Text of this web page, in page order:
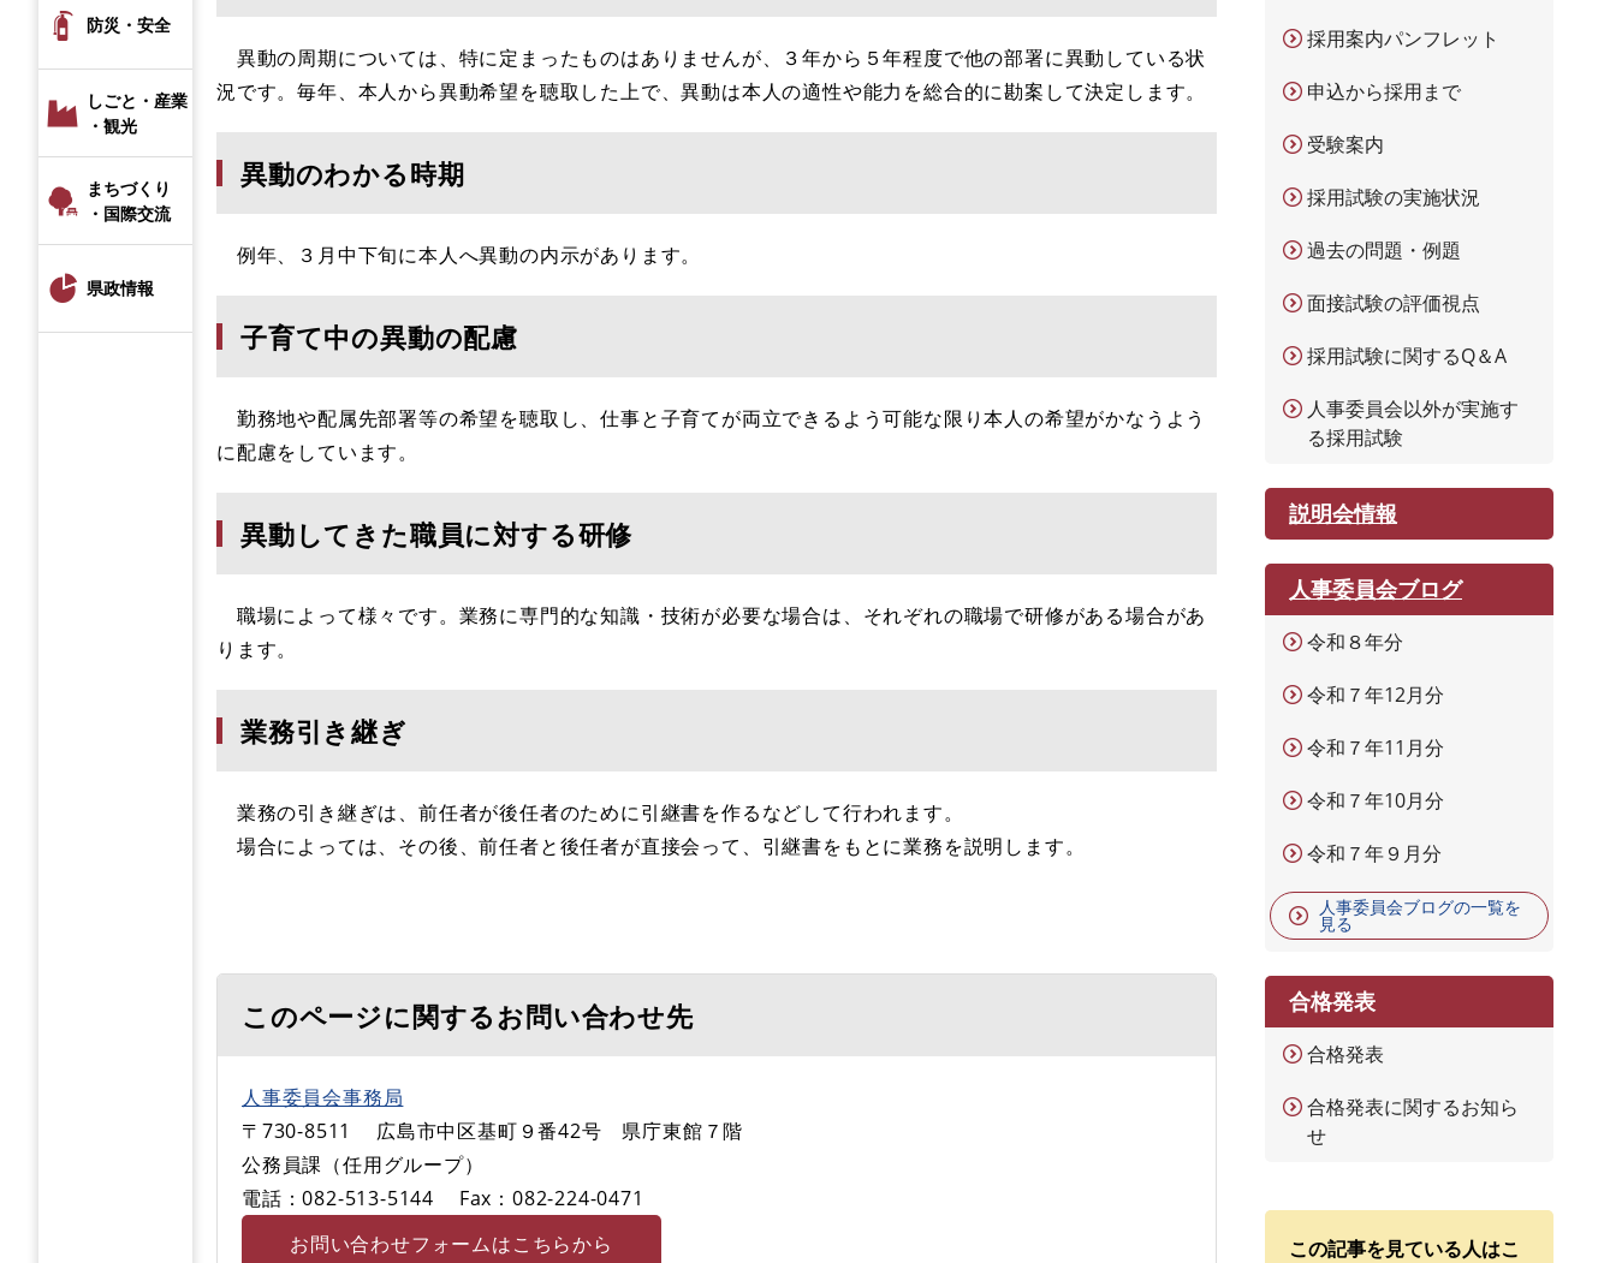
防災・安全
しごと・産業
・観光
まちづくり
・国際交流
県政情報
異動の周期については、特に定まったものはありませんが、３年から５年程度で他の部署に異動している状
況です。毎年、本人から異動希望を聴取した上で、異動は本人の適性や能力を総合的に勘案して決定します。
異動のわかる時期
例年、３月中下旬に本人へ異動の内示があります。
子育て中の異動の配慮
勤務地や配属先部署等の希望を聴取し、仕事と子育てが両立できるよう可能な限り本人の希望がかなうよう
に配慮をしています。
異動してきた職員に対する研修
職場によって様々です。業務に専門的な知識・技術が必要な場合は、それぞれの職場で研修がある場合があ
ります。
業務引き継ぎ
業務の引き継ぎは、前任者が後任者のために引継書を作るなどして行われます。
場合によっては、その後、前任者と後任者が直接会って、引継書をもとに業務を説明します。
このページに関するお問い合わせ先
人事委員会事務局
〒730-8511
広島市中区基町９番42号 県庁東館７階
公務員課（任用グループ）
電話：082-513-5144
Fax：082-224-0471
お問い合わせフォームはこちらから
採用案内パンフレット
申込から採用まで
受験案内
採用試験の実施状況
過去の問題・例題
面接試験の評価視点
採用試験に関するQ＆A
人事委員会以外が実施す
る採用試験
説明会情報
人事委員会ブログ
令和８年分
令和７年12月分
令和７年11月分
令和７年10月分
令和７年９月分
人事委員会ブログの一覧を
見る
合格発表
合格発表
合格発表に関するお知ら
せ
この記事を見ている人はこ